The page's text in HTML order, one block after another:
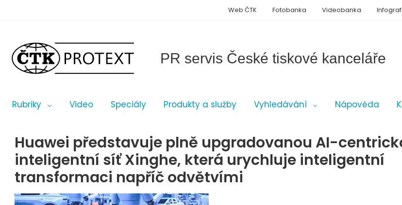
PR servis České tiskové kanceláře
Rubriky Video Speciály Produkty a služby Vyhledávání Nápověda
Web ČTK Fotobanka Videobanka
Huawei představuje plně upgradovanou AI-
inteligentní síť Xinghe, která urychluje inteligentní
transformaci napříč odvětvími